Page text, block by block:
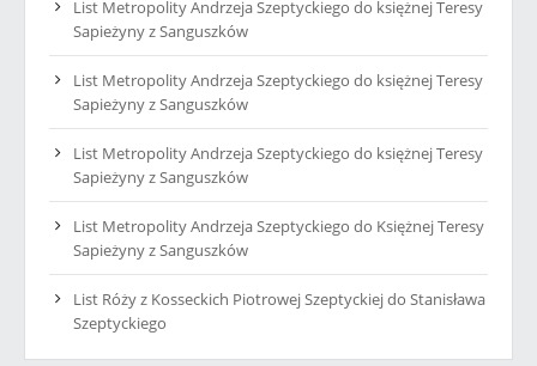
List Metropolity Andrzeja Szeptyckiego do księżnej Teresy
Sapieżyny z Sanguszków
List Metropolity Andrzeja Szeptyckiego do księżnej Teresy
Sapieżyny z Sanguszków
List Metropolity Andrzeja Szeptyckiego do księżnej Teresy
Sapieżyny z Sanguszków
List Metropolity Andrzeja Szeptyckiego do Księżnej Teresy
Sapieżyny z Sanguszków
List Róży z Kosseckich Piotrowej Szeptyckiej do Stanisława
Szeptyckiego